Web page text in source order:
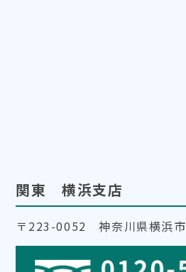
関東 横浜支店
〒223-0052 神奈川県横浜